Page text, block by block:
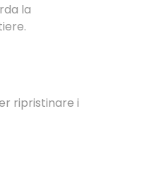
la
ripristinare i